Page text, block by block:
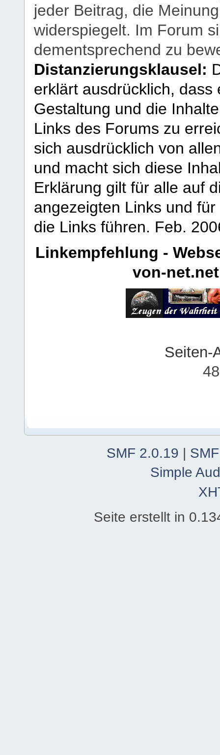
jeder Beitrag, die
widerspiegelt. Im Forum
dementsprechend zu
Distanzierungsklausel:
erklärt ausdrücklich,
Gestaltung und die
Links des Forums zu
sich ausdrücklich von
und macht sich diese
Erklärung gilt für alle auf
angezeigten Links und
die Links führen. Feb.
Linkempfehlung -
von-net.net
Seiten-
SMF 2.0.19
Simple
Seite erstellt in